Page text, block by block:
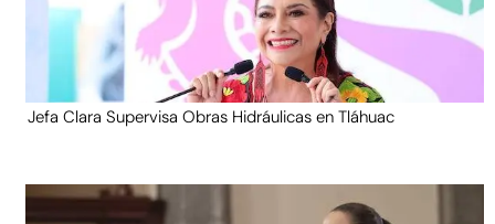
Jefa Clara Supervisa Obras Hidráulicas en Tláhuac